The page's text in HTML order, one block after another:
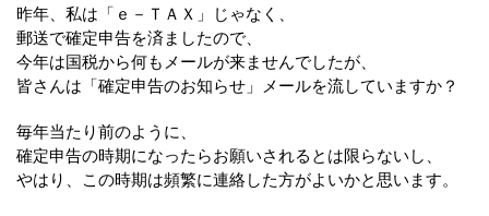
昨年、私は「ｅ－ＴＡＸ」じゃなく、
郵送で確定申告を済ましたので、
今年は国税から何もメールが来ませんでしたが、
皆さんは「確定申告のお知らせ」メールを流していますか？
毎年当たり前のように、
確定申告の時期になったらお願いされるとは限らないし、
やはり、この時期は頻繁に連絡した方がよいかと思います。